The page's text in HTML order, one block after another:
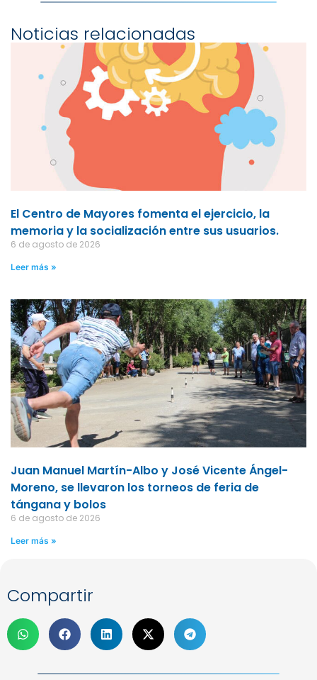
Noticias relacionadas
El Centro de Mayores fomenta el ejercicio, la
memoria y la socialización entre sus usuarios.
6 de agosto de 2026
Leer más »
Juan Manuel Martín-Albo y José Vicente Ángel-
Moreno, se llevaron los torneos de feria de
tángana y bolos
6 de agosto de 2026
Leer más »
Compartir